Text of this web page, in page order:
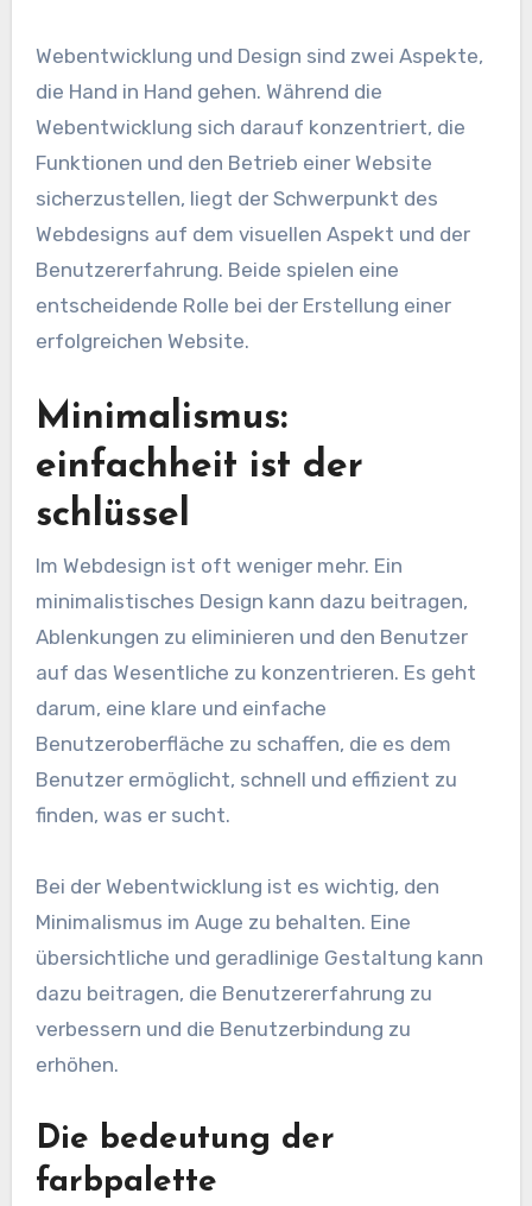
Webentwicklung und Design sind zwei Aspekte,
die Hand in Hand gehen. Während die
Webentwicklung sich darauf konzentriert, die
Funktionen und den Betrieb einer Website
sicherzustellen, liegt der Schwerpunkt des
Webdesigns auf dem visuellen Aspekt und der
Benutzererfahrung. Beide spielen eine
entscheidende Rolle bei der Erstellung einer
erfolgreichen Website.
Minimalismus:
einfachheit ist der
schlüssel
Im Webdesign ist oft weniger mehr. Ein
minimalistisches Design kann dazu beitragen,
Ablenkungen zu eliminieren und den Benutzer
auf das Wesentliche zu konzentrieren. Es geht
darum, eine klare und einfache
Benutzeroberfläche zu schaffen, die es dem
Benutzer ermöglicht, schnell und effizient zu
finden, was er sucht.
Bei der Webentwicklung ist es wichtig, den
Minimalismus im Auge zu behalten. Eine
übersichtliche und geradlinige Gestaltung kann
dazu beitragen, die Benutzererfahrung zu
verbessern und die Benutzerbindung zu
erhöhen.
Die bedeutung der
farbpalette